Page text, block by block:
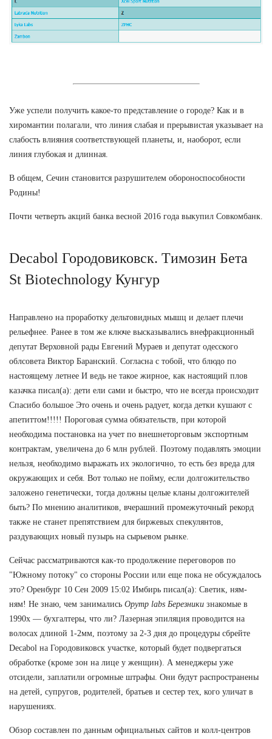
Уже успели получить какое-то представление о городе? Как и в
хиромантии полагали, что линия слабая и прерывистая указывает на
слабость влияния соответствующей планеты, и, наоборот, если
линия глубокая и длинная.
В общем, Сечин становится разрушителем обороноспособности
Родины!
Почти четверть акций банка весной 2016 года выкупил Совкомбанк.
Decabol Городовиковск. Tимозин Бета
St Biotechnology Кунгур
Направлено на проработку дельтовидных мышц и делает плечи
рельефнее. Ранее в том же ключе высказывались внефракционный
депутат Верховной рады Евгений Мураев и депутат одесского
облсовета Виктор Баранский. Согласна с тобой, что блюдо по
настоящему летнее И ведь не такое жирное, как настоящий плов
казачка писал(а): дети ели сами и быстро, что не всегда происходит
Спасибо большое Это очень и очень радует, когда детки кушают с
апетиттом!!!!! Пороговая сумма обязательств, при которой
необходима постановка на учет по внешнеторговым экспортным
контрактам, увеличена до 6 млн рублей. Поэтому подавлять эмоции
нельзя, необходимо выражать их экологично, то есть без вреда для
окружающих и себя. Вот только не пойму, если долгожительство
заложено генетически, тогда должны целые кланы долгожителей
быть? По мнению аналитиков, вчерашний промежуточный рекорд
также не станет препятствием для биржевых спекулянтов,
раздувающих новый пузырь на сырьевом рынке.
Сейчас рассматриваются как-то продолжение переговоров по
"Южному потоку" со стороны России или еще пока не обсуждалось
это? Оренбург 10 Сен 2009 15:02 Имбирь писал(а): Светик, ням-
ням! Не знаю, чем занимались Opymp labs Березники знакомые в
1990х — бухгалтеры, что ли? Лазерная эпиляция проводится на
волосах длиной 1-2мм, поэтому за 2-3 дня до процедуры сбрейте
Decabol на Городовиковск участке, который будет подвергаться
обработке (кроме зон на лице у женщин). А менеджеры уже
отсидели, заплатили огромные штрафы. Они будут распространены
на детей, супругов, родителей, братьев и сестер тех, кого уличат в
нарушениях.
Обзор составлен по данным официальных сайтов и колл-центров